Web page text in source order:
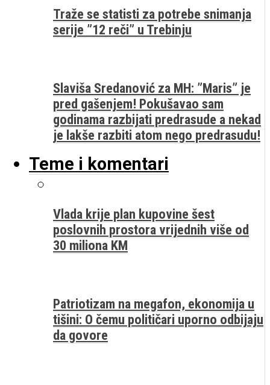
Traže se statisti za potrebe snimanja
serije ”12 reči” u Trebinju
Slaviša Sredanović za MH: ”Maris” je
pred gašenjem! Pokušavao sam
godinama razbijati predrasude a nekad
je lakše razbiti atom nego predrasudu!
Teme i komentari
Vlada krije plan kupovine šest
poslovnih prostora vrijednih više od
30 miliona KM
Patriotizam na megafon, ekonomija u
tišini: O čemu političari uporno odbijaju
da govore